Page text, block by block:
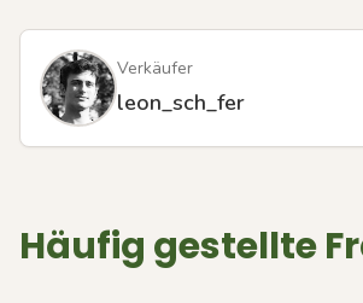
Verkäufer
leon_sch_fer
Häufig gestellte